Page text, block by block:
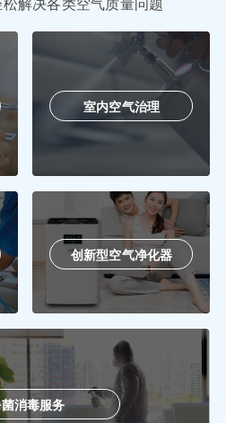
室内空气治理
创新型空气净化器
消毒服务